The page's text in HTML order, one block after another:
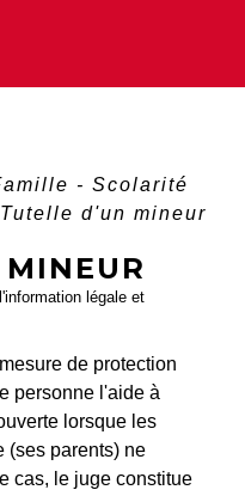
- Scolarité
Tutelle d'un mineur
légale et
de protection
personne l'aide à
lorsque les
(ses parents) ne
cas, le juge constitue